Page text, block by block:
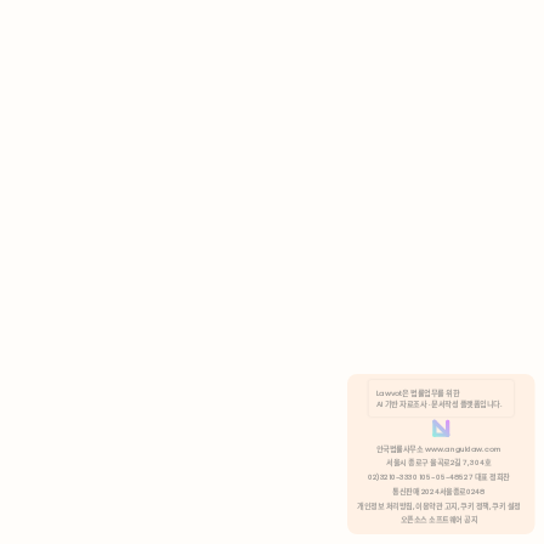
분석 쿠키 허용
Lawvot은 법률업무를 위한
AI 기반 자료조사 · 문서작성 플랫폼입니다.
안국법률사무소 www.anguklaw.com
서울시 종로구 율곡로2길 7, 304호
02)3210-3330 105-05-48527 대표 정희찬
통신판매 2024서울종로0248
개인정보 처리방침, 이용약관 고지, 쿠키 정책, 쿠키 설정
오픈소스 소프트웨어 공지